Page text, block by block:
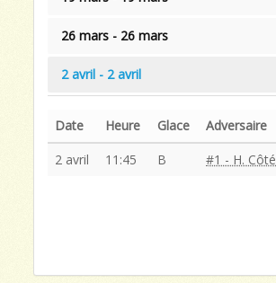
26 mars - 26 mars
2 avril - 2 avril
Date Heure Glace Adversaire
2 avril
11:45 B #1 - H. Côté